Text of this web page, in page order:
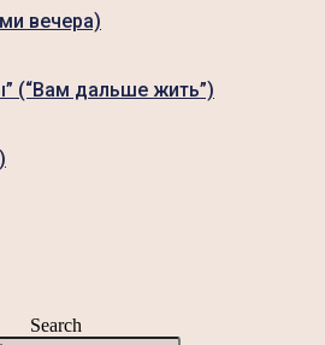
вечера)
(“Вам дальше жить”)
Search